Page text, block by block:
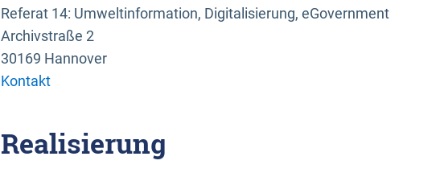
Referat 14: Umweltinformation, Digitalisierung, eGovernment
Archivstraße 2
30169 Hannover
Kontakt
Realisierung